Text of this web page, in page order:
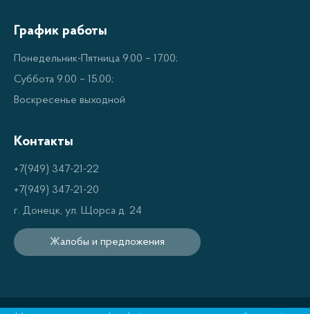
График работы
Понедельник-Пятница 9.00 – 17.00;
Суббота 9.00 – 15.00;
Воскресенье выходной
Контакты
+7(949) 347-21-22
+7(949) 347-21-20
г. Донецк, ул. Щорса д. 24
Жалобы и предложения